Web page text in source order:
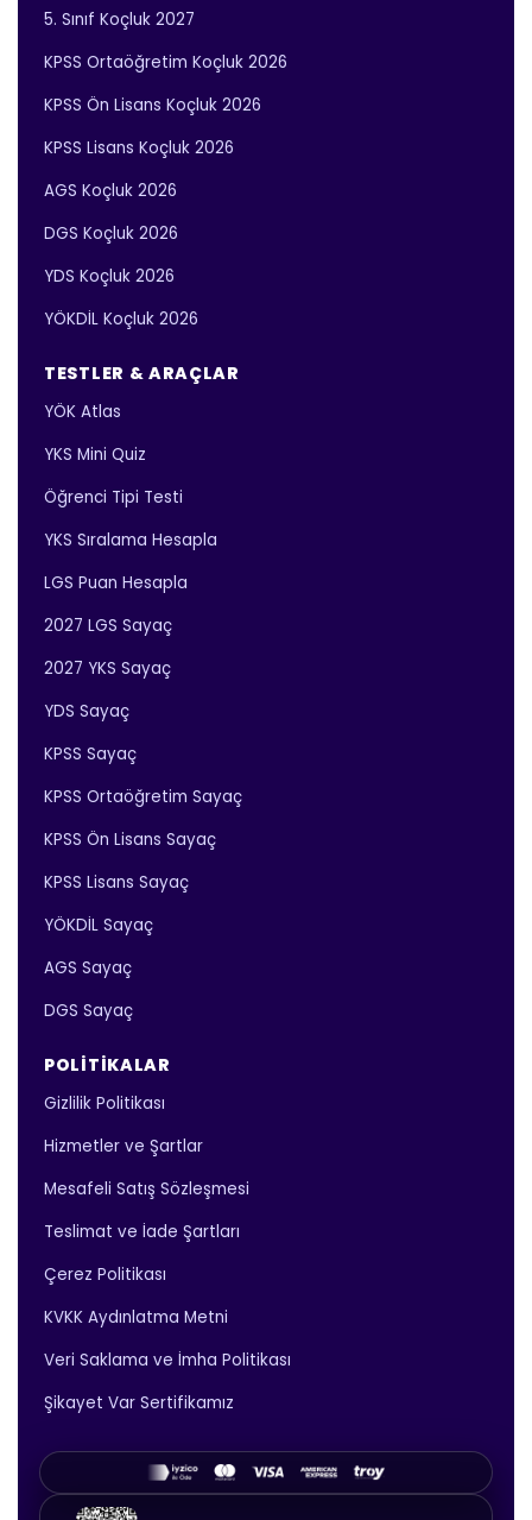
5. Sınıf Koçluk 2027
KPSS Ortaöğretim Koçluk 2026
KPSS Ön Lisans Koçluk 2026
KPSS Lisans Koçluk 2026
AGS Koçluk 2026
DGS Koçluk 2026
YDS Koçluk 2026
YÖKDİL Koçluk 2026
TESTLER & ARAÇLAR
YÖK Atlas
YKS Mini Quiz
Öğrenci Tipi Testi
YKS Sıralama Hesapla
LGS Puan Hesapla
2027 LGS Sayaç
2027 YKS Sayaç
YDS Sayaç
KPSS Sayaç
KPSS Ortaöğretim Sayaç
KPSS Ön Lisans Sayaç
KPSS Lisans Sayaç
YÖKDİL Sayaç
AGS Sayaç
DGS Sayaç
POLITIKALAR
Gizlilik Politikası
Hizmetler ve Şartlar
Mesafeli Satış Sözleşmesi
Teslimat ve İade Şartları
Çerez Politikası
KVKK Aydınlatma Metni
Veri Saklama ve İmha Politikası
Şikayet Var Sertifikamız